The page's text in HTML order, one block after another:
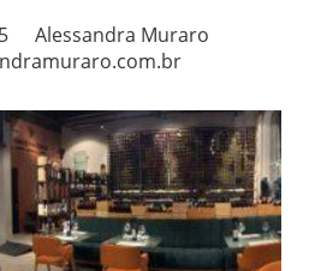
Alessandra Muraro